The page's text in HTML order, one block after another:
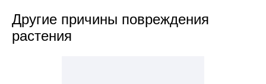
Другие причины повреждения
растения